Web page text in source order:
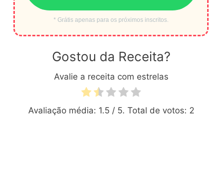
* Grátis apenas para os próximos inscritos.
Gostou da Receita?
Avalie a receita com estrelas
Avaliação média: 1.5/ 5. Total de votos: 2